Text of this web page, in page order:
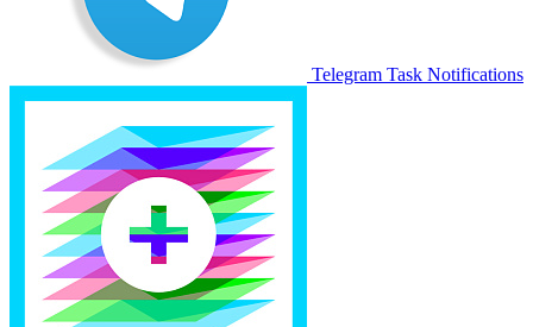
Telegram Task Notifications